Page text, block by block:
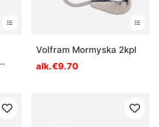
Volfram Mormyska 2kpl
alk.€9.70